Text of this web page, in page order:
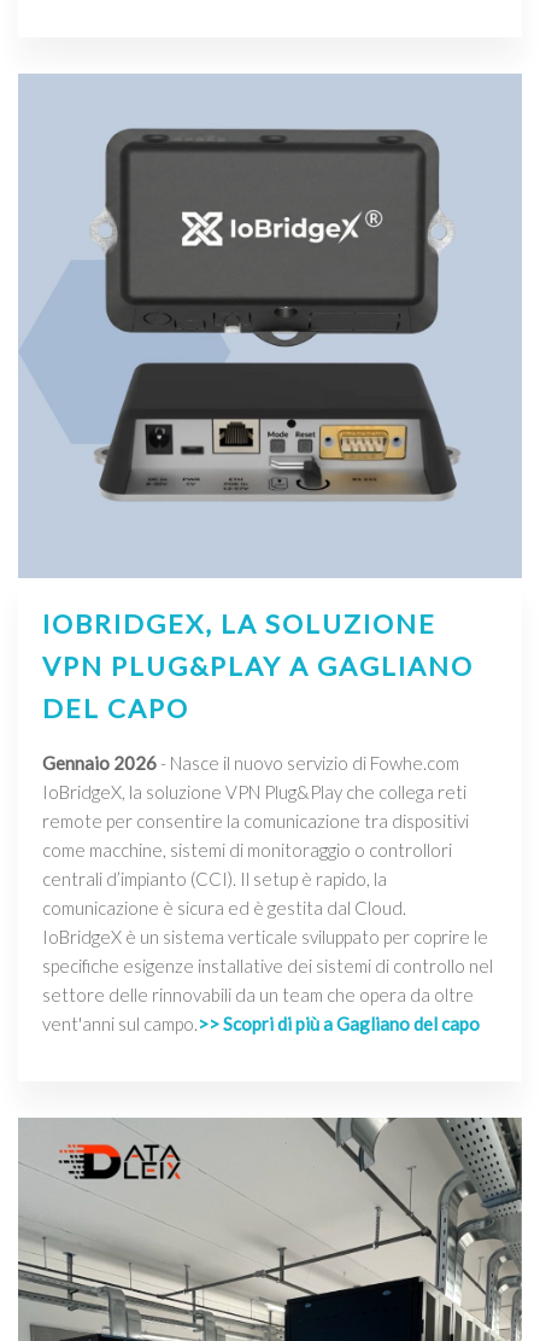
IOBRIDGEX, LA SOLUZIONE
VPN PLUG&PLAY A GAGLIANO
DEL CAPO
Gennaio 2026- Nasce il nuovo servizio di Fowhe.com
IoBridgeX, la soluzione VPN Plug&Play che collega reti
remote per consentire la comunicazione tra dispositivi
come macchine, sistemi di monitoraggio o controllori
centrali d’impianto (CCI). Il setup è rapido, la
comunicazione è sicura ed è gestita dal Cloud.
IoBridgeX è un sistema verticale sviluppato per coprire le
specifiche esigenze installative dei sistemi di controllo nel
settore delle rinnovabili da un team che opera da oltre
vent'anni sul campo.>> Scopri di più a Gagliano del capo